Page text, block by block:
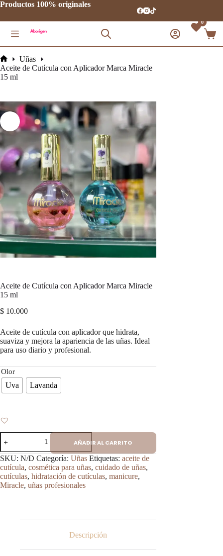
Saltar
contenido
Productos 100% originales
0
Carro
de
Inicio
Uñas
Aceite de Cutícula con Aplicador Marca Miracle
15 ml
Aceite de Cutícula con Aplicador Marca Miracle
15 ml
$ 10.000
Aceite de cutícula con aplicador que hidrata,
suaviza y mejora la apariencia de las uñas. Ideal
para uso diario y profesional.
Olor
Uva Lavanda
Aceite
de
Cutícula
con
Aplicador
Marca
Miracle
AÑADIR AL CARRITO
SKU: N/D Categoría: Uñas Etiquetas: aceite de
cutícula, cosmética para uñas, cuidado de uñas,
cutículas, hidratación de cutículas, manicure,
Miracle, uñas profesionales
Descripción